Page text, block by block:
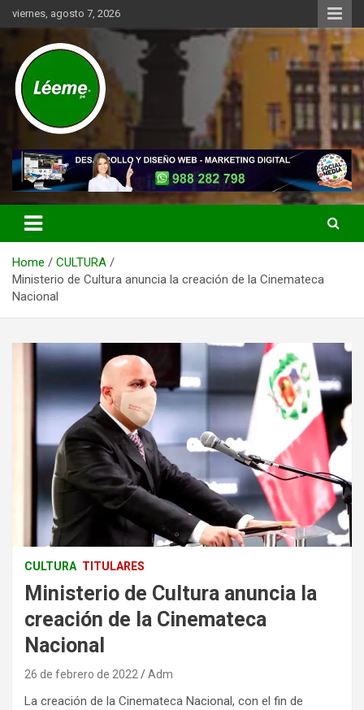
Skip
to
viernes, agosto 7, 2026
Léeme.pe
Noticias de actualidad del mundo distrital, vecinal, municipal y de
negocios a nivel de Lima Metropolitana, sin descuidar las noticias
de alcance nacional.
Home
CULTURA
Ministerio de Cultura anuncia la creación de la Cinemateca
Nacional
CULTURA TITULARES
Ministerio de Cultura anuncia la
creación de la Cinemateca
Nacional
26 de febrero de 2022 Adm
La creación de la Cinemateca Nacional, con el fin de